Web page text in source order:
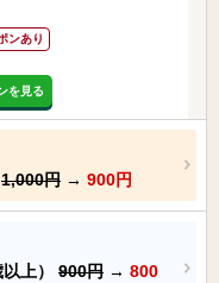
ンあり
を見る
1,000円 → 900円
上） 900円 → 800